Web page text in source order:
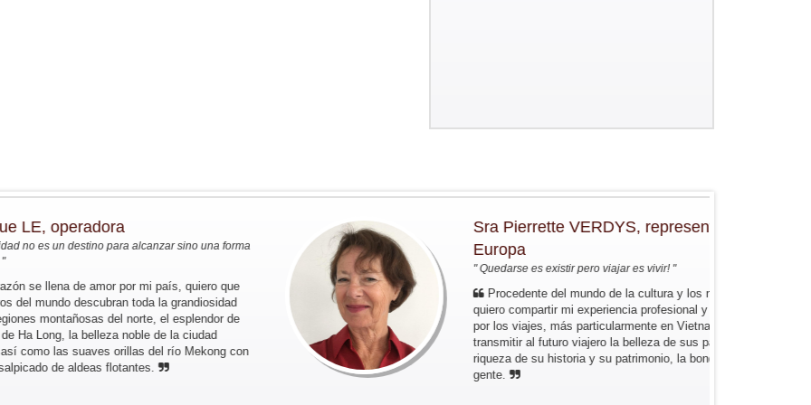
destino para alcanzar sino una forma
de amor por mi país, quiero que
descubran toda la grandiosidad
del norte, el esplendor de
la belleza noble de la ciudad
suaves orillas del río Mekong con
aldeas flotantes.
Sra Pierrette VERDYS, representante en
Europa
" Quedarse es existir pero viajar es vivir! "
Procedente del mundo de la cultura y los negocios,
quiero compartir mi experiencia profesional y mi gusto
por los viajes, más particularmente en Vietnam, para
transmitir al futuro viajero la belleza de sus paisajes, la
riqueza de su historia y su patrimonio, la bondad de la
- HoiAn - Saigon - Vinh Long
y sus amigos ...
fuera de lo commul en el
- Lago ThacBa - Thong
- Meo...
(07 personas de...
- MyTho - VinhLong ( en
( En casa de habitante ) -